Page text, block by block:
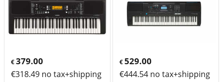
€379.00
€318.49 no tax+shipping
€529.00
€444.54 no tax+shipping